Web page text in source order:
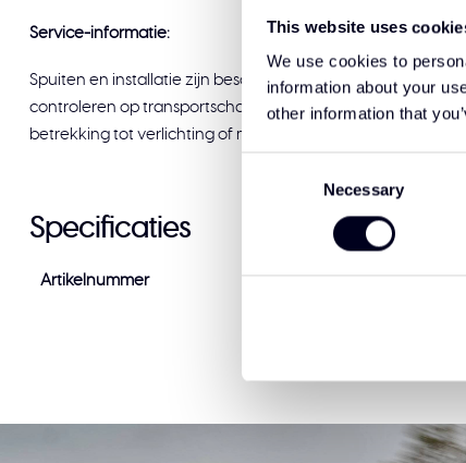
This website uses
We use cookies to
information about your
other information that
Necessary
Service-informatie:
Spuiten en installatie zijn beschikbaar bij Solar Guard
controleren op transportschade voordat u tekent voor
betrekking tot verlichting of montage, staat ons team graag
Specificaties
Artikelnummer SC-4R-TL-2D (2)